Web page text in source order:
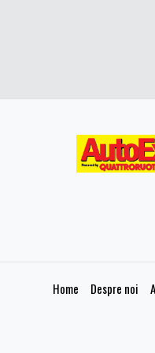
Home Despre noi